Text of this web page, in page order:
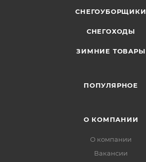
СНЕГОУБОРЩИКИ
СНЕГОХОДЫ
ЗИМНИЕ ТОВАРЫ
ПОПУЛЯРНОЕ
О КОМПАНИИ
О компании
Вакансии